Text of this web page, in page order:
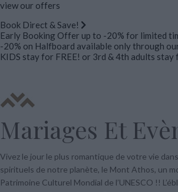
view our offers
Book Direct & Save!
Early Booking Offer up to -20% for limited
-20% on Halfboard available only through
KIDS stay for FREE! or 3rd & 4th adults stay
Mariages Et
Vivez le jour le plus romantique de votre vie
spirituels de notre planète, le Mont Athos, un
Patrimoine Culturel Mondial de l’UNESCO !!